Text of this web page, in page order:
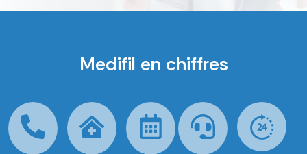
Medifil en chiffres